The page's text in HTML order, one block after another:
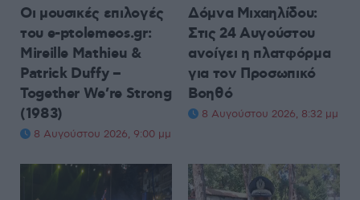
Οι μουσικές επιλογές
του e-ptolemeos.gr:
Mireille Mathieu &
Patrick Duffy –
Together We’re Strong
(1983)
8 Αυγούστου 2026, 9:00 μμ
Δόμνα Μιχαηλίδου:
Στις 24 Αυγούστου
ανοίγει η πλατφόρμα
για τον Προσωπικό
Βοηθό
8 Αυγούστου 2026, 8:32 μμ